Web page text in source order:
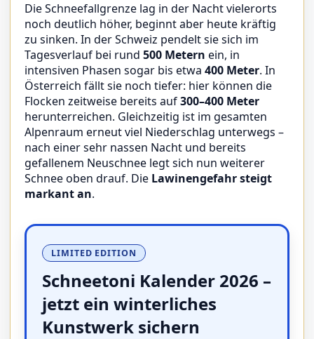
Die Schneefallgrenze lag in der Nacht vielerorts
noch deutlich höher, beginnt aber heute kräftig
zu sinken. In der Schweiz pendelt sie sich im
Tagesverlauf bei rund 500 Metern ein, in
intensiven Phasen sogar bis etwa 400 Meter. In
Österreich fällt sie noch tiefer: hier können die
Flocken zeitweise bereits auf300–400 Meter
herunterreichen. Gleichzeitig ist im gesamten
Alpenraum erneut viel Niederschlag unterwegs –
nach einer sehr nassen Nacht und bereits
gefallenem Neuschnee legt sich nun weiterer
Schnee oben drauf. Die Lawinengefahr steigt
markant an.
LIMITED EDITION
Schneetoni Kalender 2026 –
jetzt ein winterliches
Kunstwerk sichern